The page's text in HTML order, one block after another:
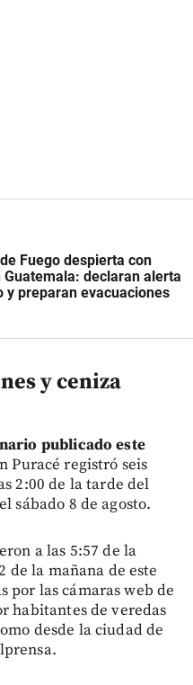
Fuego despierta con
declaran alerta
y preparan evacuaciones
y ceniza
publicado este
Puracé registró seis
2:00 de la tarde del
sábado 8 de agosto.
a las 5:57 de la
de la mañana de este
por las cámaras web de
habitantes de veredas
desde la ciudad de